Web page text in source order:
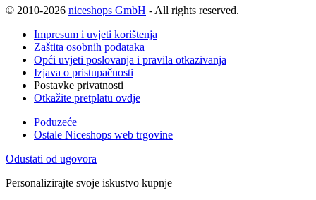
© 2010-2026 niceshops GmbH - All rights reserved.
Impresum i uvjeti korištenja
Zaštita osobnih podataka
Opći uvjeti poslovanja i pravila otkazivanja
Izjava o pristupačnosti
Postavke privatnosti
Otkažite pretplatu ovdje
Poduzeće
Ostale Niceshops web trgovine
Odustati od ugovora
Personalizirajte svoje iskustvo kupnje